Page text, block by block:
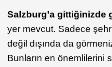
Salzburg’a gittiğinizde
yer mevcut. Sadece
değil dışında da
Bunların en önemlilerini